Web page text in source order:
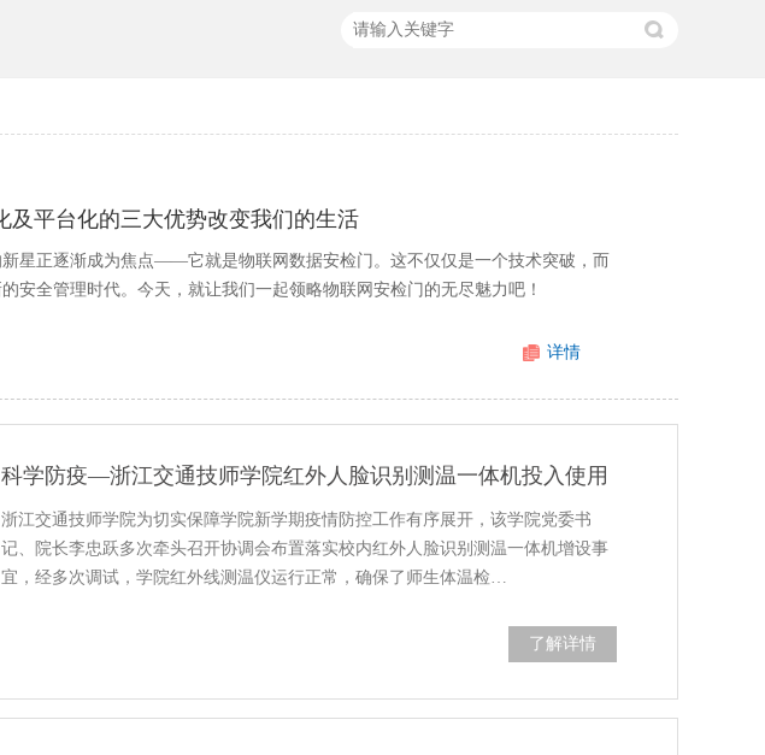
平台化的三大优势改变我们的生活
星正逐渐成为焦点——它就是物联网数据安检门。这不仅仅是一个技术突破，而
安全管理时代。今天，就让我们一起领略物联网安检门的无尽魅力吧！
详情
科学防疫—浙江交通技师学院红外人脸识别测温一体机投入使用
浙江交通技师学院为切实保障学院新学期疫情防控工作有序展开，该学院党委书
记、院长李忠跃多次牵头召开协调会布置落实校内红外人脸识别测温一体机增设事
宜，经多次调试，学院红外线测温仪运行正常，确保了师生体温检…
了解详情